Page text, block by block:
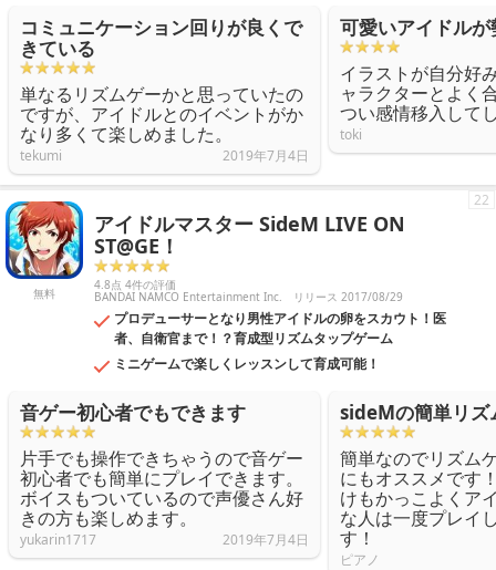
コミュニケーション回りが良くで
きている
単なるリズムゲーかと思っていたの
ですが、アイドルとのイベントがか
なり多くて楽しめました。
tekumi 2019年7月4日
可愛いアイドルが
イラストが自分好
ャラクターとよく
つい感情移入して
toki
無料
アイドルマスター SideM LIVE ON
ST@GE！
4.8点 4件の評価
BANDAI NAMCO Entertainment Inc. リリース 2017/08/29
プロデューサーとなり男性アイドルの卵をスカウト！医
者、自衛官まで！？育成型リズムタップゲーム
ミニゲームで楽しくレッスンして育成可能！
22
音ゲー初心者でもできます
片手でも操作できちゃうので音ゲー
初心者でも簡単にプレイできます。
ボイスもついているので声優さん好
きの方も楽しめます。
yukarin1717 2019年7月4日
sideMの簡単リズ
簡単なのでリズム
にもオススメです
けもかっこよくア
な人は一度プレイ
す！
ピアノ